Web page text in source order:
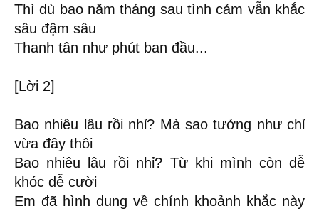
Thì dù bao năm tháng sau tình cảm vẫn khắc
sâu đậm sâu
Thanh tân như phút ban đầu...
[Lời 2]
Bao nhiêu lâu rồi nhỉ? Mà sao tưởng như chỉ
vừa đây thôi
Bao nhiêu lâu rồi nhỉ? Từ khi mình còn dễ
khóc dễ cười
Em đã hình dung về chính khoảnh khắc này